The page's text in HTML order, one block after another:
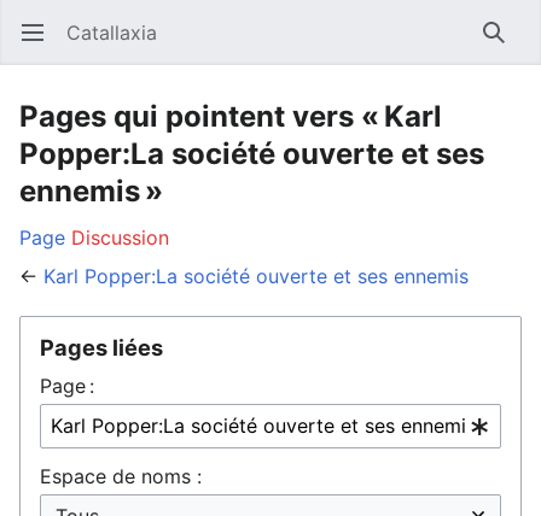
Ouvrir le menu principal Catallaxia
Pages qui pointent vers « Karl
Popper:La société ouverte et ses
ennemis »
Page Discussion
← Karl Popper:La société ouverte et ses ennemis
Pages liées
Page :
Espace de noms :